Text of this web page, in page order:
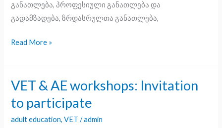
განათლება, პროფესიული განათლება და
გადამზადება, ზრდასრულთა განათლება,
Read More »
VET & AE workshops: Invitation
to participate
adult education,VET /admin
VET
&
AE
workshops: